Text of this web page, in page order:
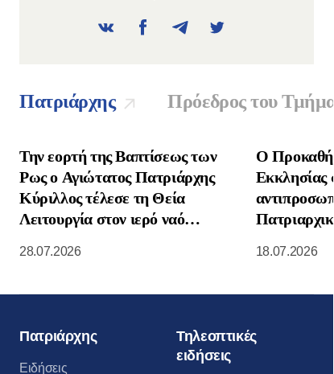
Πατριάρχης Πρόεδρος του
Την εορτή της Βαπτίσεως των
Ρως ο Αγιώτατος Πατριάρχης
Κύριλλος τέλεσε τη Θεία
Λειτουργία στον ιερό ναό
Κρεμλίνο της Μόσχας
28.07.2026
Ο
Εκκλησίας
18.07.2026
Πατριάρχης
Ειδήσεις
Τηλεοπτικές
ειδήσεις